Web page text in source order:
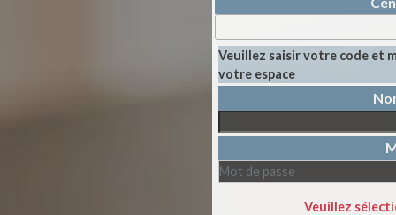
Veuillez saisir votre code et
votre espace
Veuillez